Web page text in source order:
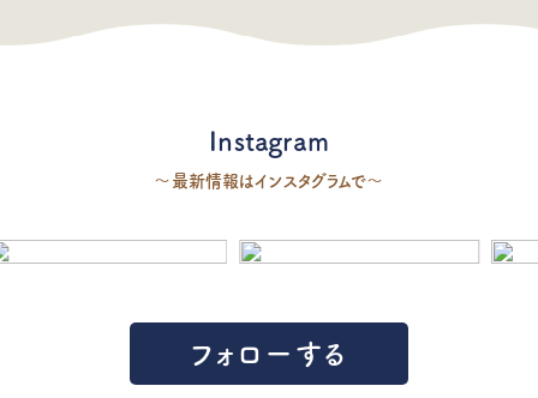
Instagram
〜最新情報はインスタグラムで〜
フォローする